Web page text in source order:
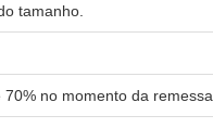
tamanho.
no momento da remessa